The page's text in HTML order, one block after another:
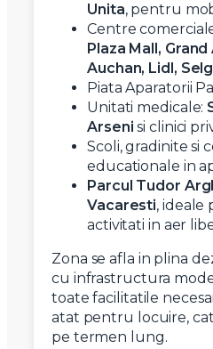
Unita, pentru
Centre
Plaza Mall,
Auchan, Lidl,
Piata Aparatorii
Unitati medicale:
Arseni si clinici
Scoli, gradinite si
educationale in
Parcul Tudor
Vacaresti, ideale
activitati in aer
Zona se afla in plina
cu infrastructura
toate facilitatile
atat pentru locuire,
pe termen lung.